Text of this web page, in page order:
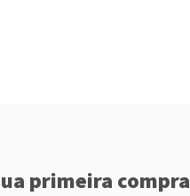
primeira compra